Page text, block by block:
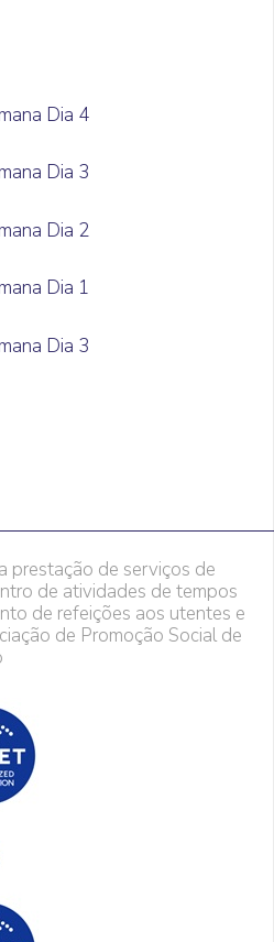
Dia 4
Dia 3
Dia 2
Dia 1
Dia 3
prestação de serviços de
de atividades de tempos
de refeições aos utentes e
de Promoção Social de